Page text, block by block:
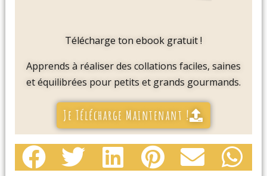
Télécharge ton ebook gratuit !
Apprends à réaliser des collations faciles, saines
et équilibrées pour petits et grands gourmands.
Je Télécharge Maintenant !